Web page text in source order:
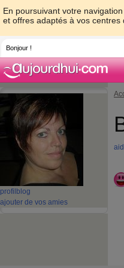
En poursuivant votre
et offres adaptés à vos centres
Bonjour !
profil blog
ajouter de vos amies